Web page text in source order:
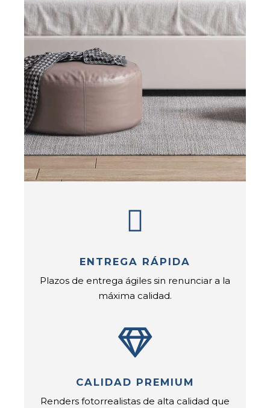
ENTREGA RÁPIDA
Plazos de entrega ágiles sin renunciar a la
máxima calidad.
CALIDAD PREMIUM
Renders fotorrealistas de alta calidad que